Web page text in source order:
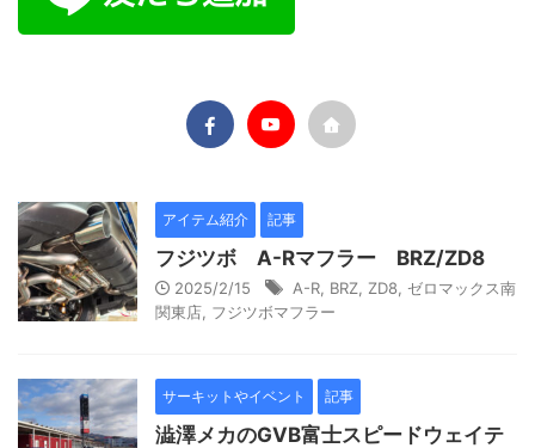
アイテム紹介 記事
フジツボ A-Rマフラー BRZ/ZD8
2025/2/15 A-R BRZ ZD8
ゼロマックス南
関東店 フジツボマフラー
サーキットやイベント 記事
澁澤メカのGVB富士スピードウェイテ